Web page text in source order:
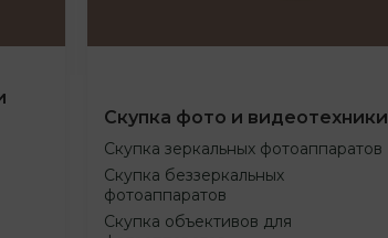
Скупка фото и видеотехники
Скупка зеркальных фотоаппаратов
Скупка беззеркальных
фотоаппаратов
Скупка объективов для